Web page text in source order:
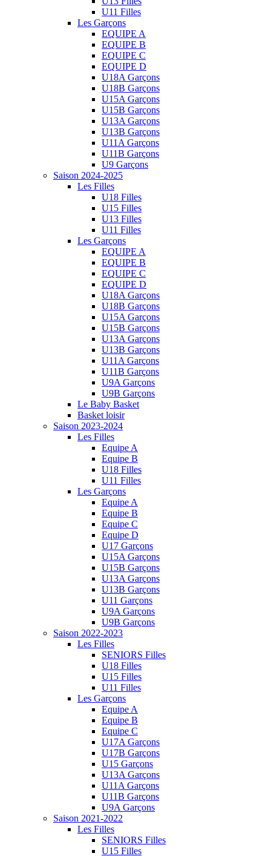
U11 Filles
Les Garçons
EQUIPE A
EQUIPE B
EQUIPE C
EQUIPE D
U18A Garçons
U18B Garçons
U15A Garçons
U15B Garçons
U13A Garçons
U13B Garçons
U11A Garçons
U11B Garçons
U9 Garçons
Saison 2024-2025
Les Filles
U18 Filles
U15 Filles
U13 Filles
U11 Filles
Les Garçons
EQUIPE A
EQUIPE B
EQUIPE C
EQUIPE D
U18A Garçons
U18B Garçons
U15A Garçons
U15B Garçons
U13A Garçons
U13B Garçons
U11A Garçons
U11B Garçons
U9A Garçons
U9B Garçons
Le Baby Basket
Basket loisir
Saison 2023-2024
Les Filles
Equipe A
Equipe B
U18 Filles
U11 Filles
Les Garçons
Equipe A
Equipe B
Equipe C
Equipe D
U17 Garçons
U15A Garçons
U15B Garçons
U13A Garçons
U13B Garçons
U11 Garçons
U9A Garçons
U9B Garçons
Saison 2022-2023
Les Filles
SENIORS Filles
U18 Filles
U15 Filles
U11 Filles
Les Garçons
Equipe A
Equipe B
Equipe C
U17A Garçons
U17B Garçons
U15 Garçons
U13A Garçons
U11A Garçons
U11B Garçons
U9A Garçons
Saison 2021-2022
Les Filles
SENIORS Filles
U15 Filles